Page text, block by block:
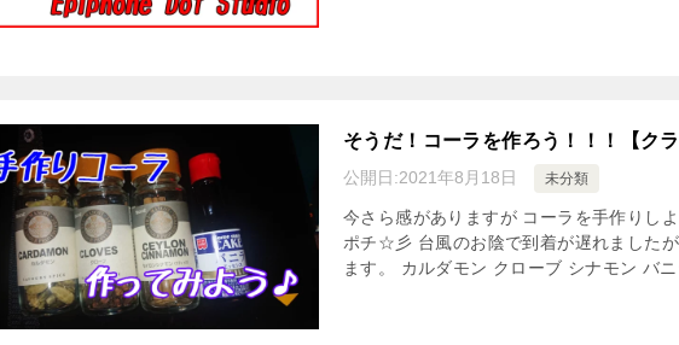
そうだ！コーラを作ろう！！！【ク
公開日:2021年8月18日 未分類
今さら感がありますが コーラを手作りし
ポチ☆彡 台風のお陰で到着が遅れました
ます。 カルダモン クローブ シナモン バ